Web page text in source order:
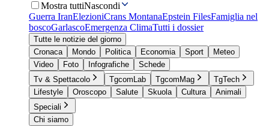
Mostra tuttiNascondi
Guerra IranElezioniCrans MontanaEpstein FilesFamiglia nel
boscoGarlascoEmergenza ClimaTutti i dossier
Tutte le notizie del giorno
Cronaca
Mondo Politica Economia Sport
Meteo
Video
Foto Infografiche
Schede
Tv & Spettacolo
TgcomLab TgcomMag
TgTech
Lifestyle
Oroscopo Salute Skuola Cultura
Animali
Speciali
Chi siamo